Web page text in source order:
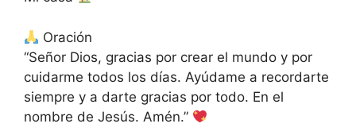
Oración
“Señor Dios, gracias por crear el mundo y por
cuidarme todos los días. Ayúdame a recordarte
siempre y a darte gracias por todo. En el
nombre de Jesús. Amén.”